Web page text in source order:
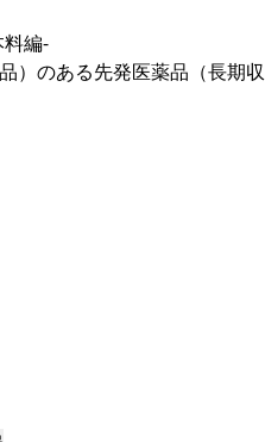
編-
）のある先発医薬品（長期収